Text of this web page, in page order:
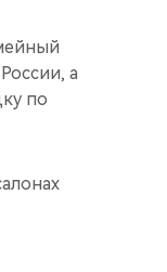
а
по